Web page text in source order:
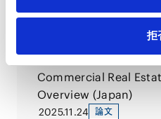
拒
2026.05.06 論文
Commercial Real
Overview (Japan)
2025.11.24 論文